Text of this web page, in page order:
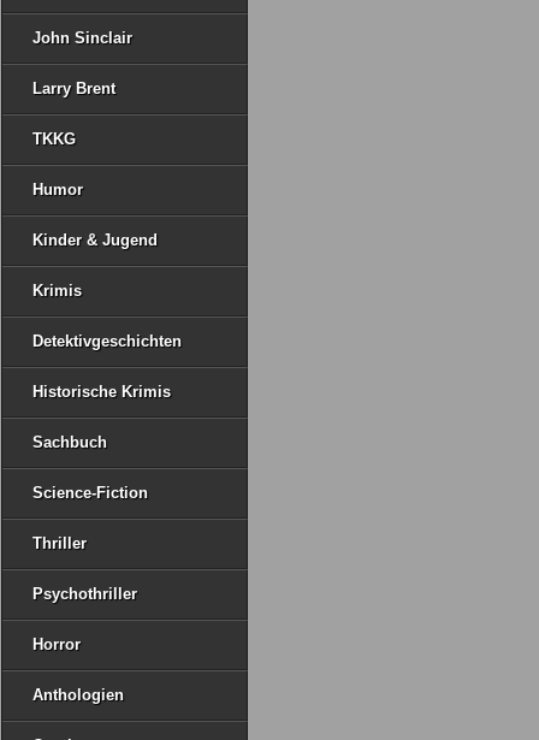
John Sinclair
Larry Brent
TKKG
Humor
Kinder & Jugend
Krimis
Detektivgeschichten
Historische Krimis
Sachbuch
Science-Fiction
Thriller
Psychothriller
Horror
Anthologien